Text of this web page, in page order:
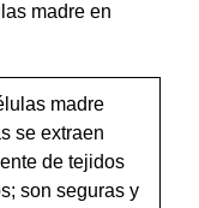
madre en
madre
se extraen
de tejidos
son seguras y